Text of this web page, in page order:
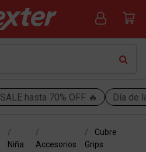
SALE hasta 70% OFF 🔥 Día de
Niña Accesorios
Cubre
Grips